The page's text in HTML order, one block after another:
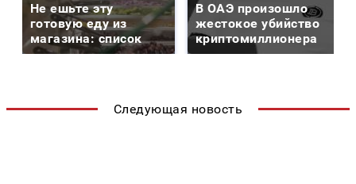
Не ешьте эту
готовую еду из
магазина: список
В ОАЭ произошло
жестокое убийство
криптомиллионера
Следующая новость